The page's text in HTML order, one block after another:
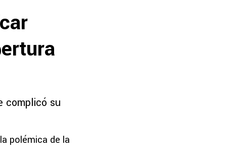
complicó su
polémica de la